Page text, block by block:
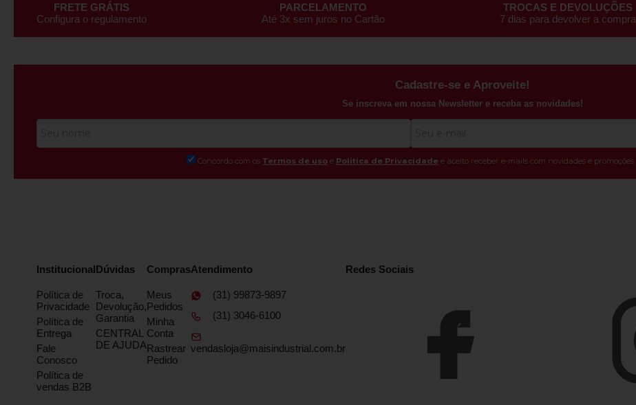
FRETE GRÁTIS
Configura o regulamento
PARCELAMENTO
Até 3x sem juros no Cartão
TROCAS E DEVOLUÇÕES
7 dias para devolver a compra
Cadastre-se e Aproveite!
Se inscreva em nossa Newsletter e receba as novidades!
Concordo com os Termos de uso e Politica de Privacidade e aceito receber e-mails com novidades e promoções.
Institucional
Política de
Privacidade
Política de
Entrega
Fale
Conosco
Política de
vendas B2B
Dúvidas
Troca,
Devolução,
Garantia
CENTRAL
DE AJUDA
Compras
Meus
Pedidos
Minha
Conta
Rastrear
Pedido
Atendimento
(31) 99873-9897
(31) 3046-6100
vendasloja@maisindustrial.com.br
Redes Sociais